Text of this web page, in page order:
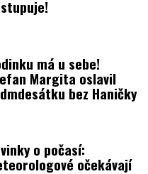
má u sebe!
Margita oslavil
bez Haničky
o počasí:
očekávají